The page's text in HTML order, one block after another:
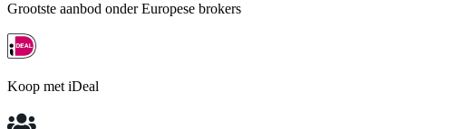
Grootste aanbod onder Europese brokers
Koop met iDeal